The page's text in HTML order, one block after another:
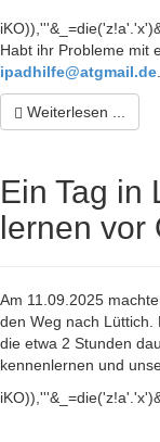
Habt ihr Probleme mit
ipadhilfe@atgmail.de
Weiterlesen ...
Ein Tag in
lernen vor
Am 11.09.2025
den Weg nach Lüttich.
die etwa 2 Stunden
kennenlernen und